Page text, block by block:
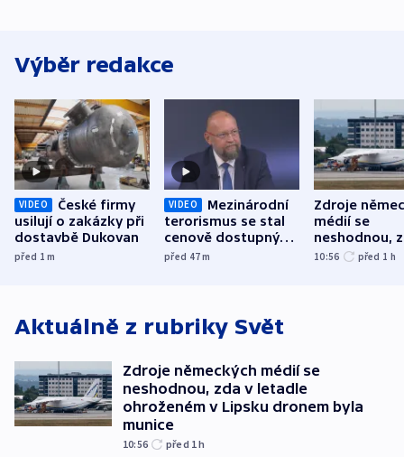
Výběr redakce
VIDEO
České firmy
usilují o zakázky při
dostavbě Dukovan
před 1m
VIDEO
Mezinárodní
terorismus se stal
cenově dostupným,
varuje Bartošek
před 47m
Zdroje
médií se
neshodnou,
letadle
10:56 před 1 h
Aktuálně z rubriky Svět
Zdroje německých médií se
neshodnou, zda v letadle
ohroženém v Lipsku dronem byla
munice
10:56 před 1h